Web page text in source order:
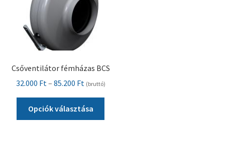
Csőventilátor fémházas BCS
32.000 Ft– 85.200 FtÁrtartomány:
32.000 Ft
-
85.200 Ft
(bruttó)
Opciók választása